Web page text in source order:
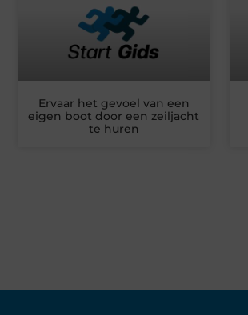
Ervaar het gevoel van een
eigen boot door een zeiljacht
te huren